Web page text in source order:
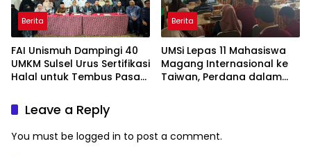
Berita
FAI Unismuh Dampingi 40
UMKM Sulsel Urus Sertifikasi
Halal untuk Tembus Pasar
Berita
UMSi Lepas 11 Mahasiswa
Magang Internasional ke
Taiwan, Perdana dalam
Leave a Reply
You must be logged in to post a comment.